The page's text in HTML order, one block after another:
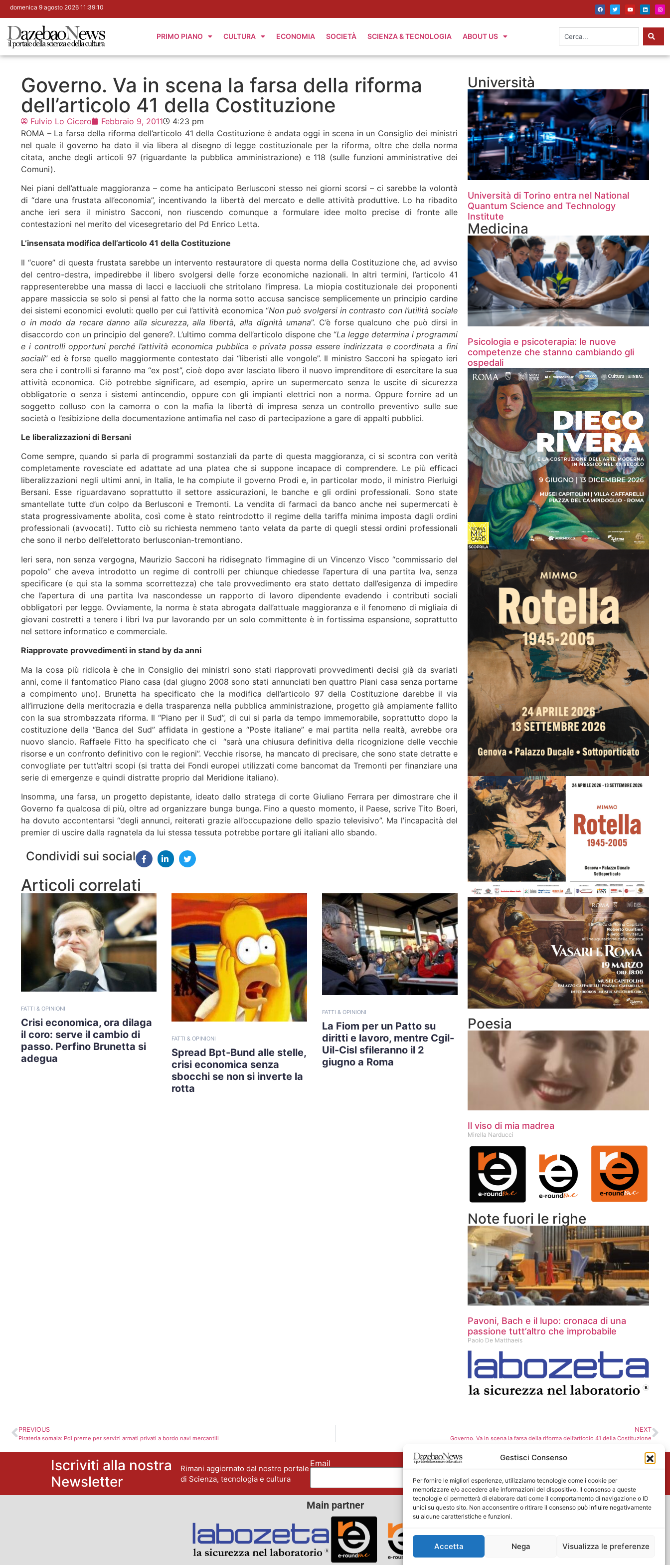
Gestisci Consenso
Per fornire le migliori esperienze, utilizziamo tecnologie come i cookie per
memorizzare e/o accedere alle informazioni del dispositivo. Il consenso a queste
tecnologie ci permetterà di elaborare dati come il comportamento di navigazione o ID
unici su questo sito. Non acconsentire o ritirare il consenso può influire negativamente
su alcune caratteristiche e funzioni.
Accetta Nega Visualizza le preferenze
domenica 9 agosto 2026 11:39:11
PRIMO PIANO CULTURA ECONOMIA SOCIETÀ SCIENZA & TECNOLOGIA ABOUT US
Governo. Va in scena la farsa della riforma
dell’articolo 41 della Costituzione
Fulvio Lo Cicero Febbraio 9, 2011
4:23 pm
ROMA – La farsa della riforma dell’articolo 41 della Costituzione è andata oggi in scena in un Consiglio dei ministri
nel quale il governo ha dato il via libera al disegno di legge costituzionale per la riforma, oltre che della norma
citata, anche degli articoli 97 (riguardante la pubblica amministrazione) e 118 (sulle funzioni amministrative dei
Comuni).
Nei piani dell’attuale maggioranza – come ha anticipato Berlusconi stesso nei giorni scorsi – ci sarebbe la volontà
di “dare una frustata all’economia”, incentivando la libertà del mercato e delle attività produttive. Lo ha ribadito
anche ieri sera il ministro Sacconi, non riuscendo comunque a formulare idee molto precise di fronte alle
contestazioni nel merito del vicesegretario del Pd Enrico Letta.
L’insensata modifica dell’articolo 41 della Costituzione
Il “cuore” di questa frustata sarebbe un intervento restauratore di questa norma della Costituzione che, ad avviso
del centro-destra, impedirebbe il libero svolgersi delle forze economiche nazionali. In altri termini, l’articolo 41
rappresenterebbe una massa di lacci e lacciuoli che stritolano l’impresa. La miopia costituzionale dei proponenti
appare massiccia se solo si pensi al fatto che la norma sotto accusa sancisce semplicemente un principio cardine
dei sistemi economici evoluti: quello per cui l’attività economica “Non può svolgersi in contrasto con l’utilità sociale
o in modo da recare danno alla sicurezza, alla libertà, alla dignità umana”. C’è forse qualcuno che può dirsi in
disaccordo con un principio del genere?. L’ultimo comma dell’articolo dispone che “La legge determina i programmi
e i controlli opportuni perché l’attività economica pubblica e privata possa essere indirizzata e coordinata a fini
sociali” ed è forse quello maggiormente contestato dai “liberisti alle vongole”. Il ministro Sacconi ha spiegato ieri
sera che i controlli si faranno ma “ex post”, cioè dopo aver lasciato libero il nuovo imprenditore di esercitare la sua
attività economica. Ciò potrebbe significare, ad esempio, aprire un supermercato senza le uscite di sicurezza
obbligatorie o senza i sistemi antincendio, oppure con gli impianti elettrici non a norma. Oppure fornire ad un
soggetto colluso con la camorra o con la mafia la libertà di impresa senza un controllo preventivo sulle sue
società o l’esibizione della documentazione antimafia nel caso di partecipazione a gare di appalti pubblici.
Le liberalizzazioni di Bersani
Come sempre, quando si parla di programmi sostanziali da parte di questa maggioranza, ci si scontra con verità
completamente rovesciate ed adattate ad una platea che si suppone incapace di comprendere. Le più efficaci
liberalizzazioni negli ultimi anni, in Italia, le ha compiute il governo Prodi e, in particolar modo, il ministro Pierluigi
Bersani. Esse riguardavano soprattutto il settore assicurazioni, le banche e gli ordini professionali. Sono state
smantellate tutte d’un colpo da Berlusconi e Tremonti. La vendita di farmaci da banco anche nei supermercati è
stata progressivamente abolita, così come è stato reintrodotto il regime della tariffa minima imposta dagli ordini
professionali (avvocati). Tutto ciò su richiesta nemmeno tanto velata da parte di quegli stessi ordini professionali
che sono il nerbo dell’elettorato berlusconian-tremontiano.
Ieri sera, non senza vergogna, Maurizio Sacconi ha ridisegnato l’immagine di un Vincenzo Visco “commissario del
popolo” che aveva introdotto un regime di controlli per chiunque chiedesse l’apertura di una partita Iva, senza
specificare (e qui sta la somma scorrettezza) che tale provvedimento era stato dettato dall’esigenza di impedire
che l’apertura di una partita Iva nascondesse un rapporto di lavoro dipendente evadendo i contributi sociali
obbligatori per legge. Ovviamente, la norma è stata abrogata dall’attuale maggioranza e il fenomeno di migliaia di
giovani costretti a tenere i libri Iva pur lavorando per un solo committente è in fortissima espansione, soprattutto
nel settore informatico e commerciale.
Riapprovate provvedimenti in stand by da anni
Ma la cosa più ridicola è che in Consiglio dei ministri sono stati riapprovati provvedimenti decisi già da svariati
anni, come il fantomatico Piano casa (dal giugno 2008 sono stati annunciati ben quattro Piani casa senza portarne
a compimento uno). Brunetta ha specificato che la modifica dell’articolo 97 della Costituzione darebbe il via
all’irruzione della meritocrazia e della trasparenza nella pubblica amministrazione, progetto già ampiamente fallito
con la sua strombazzata riforma. Il “Piano per il Sud”, di cui si parla da tempo immemorabile, soprattutto dopo la
costituzione della “Banca del Sud” affidata in gestione a “Poste italiane” e mai partita nella realtà, avrebbe ora
nuovo slancio. Raffaele Fitto ha specificato che ci “sarà una chiusura definitiva della ricognizione delle vecchie
risorse e un confronto definitivo con le regioni”. Vecchie risorse, ha mancato di precisare, che sono state detratte e
convogliate per tutt’altri scopi (si tratta dei Fondi europei utilizzati come bancomat da Tremonti per finanziare una
serie di emergenze e quindi distratte proprio dal Meridione italiano).
Insomma, una farsa, un progetto depistante, ideato dallo stratega di corte Giuliano Ferrara per dimostrare che il
Governo fa qualcosa di più, oltre ad organizzare bunga bunga. Fino a questo momento, il Paese, scrive Tito Boeri,
ha dovuto accontentarsi “degli annunci, reiterati grazie all’occupazione dello spazio televisivo”. Ma l’incapacità del
premier di uscire dalla ragnatela da lui stessa tessuta potrebbe portare gli italiani allo sbando.
Condividi sui social
Articoli correlati
FATTI & OPINIONI
Crisi economica, ora dilaga
il coro: serve il cambio di
passo. Perfino Brunetta si
adegua
FATTI & OPINIONI
Spread Bpt-Bund alle stelle,
crisi economica senza
sbocchi se non si inverte la
rotta
FATTI & OPINIONI
La Fiom per un Patto su
diritti e lavoro, mentre Cgil-
Uil-Cisl sfileranno il 2
giugno a Roma
Università
Università di Torino entra nel National
Quantum Science and Technology
Institute
Medicina
Psicologia e psicoterapia: le nuove
competenze che stanno cambiando gli
ospedali
Poesia
Il viso di mia madrea
Mirella Narducci
Note fuori le righe
Pavoni, Bach e il lupo: cronaca di una
passione tutt’altro che improbabile
Paolo De Matthaeis
PREVIOUS
Pirateria somala: Pdl preme per servizi armati privati a bordo navi mercantili
NEXT
Governo. Va in scena la farsa della riforma dell’articolo 41 della Costituzione
Iscriviti alla nostra
Newsletter
Rimani aggiornato dal nostro portale
di Scienza, tecnologia e cultura
Email Nome
Main partner